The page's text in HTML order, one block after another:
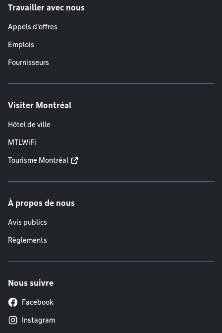
Travailler avec nous
Appels d'offres
Emplois
Fournisseurs
Visiter Montréal
Hôtel de ville
MTLWiFi
Tourisme Montréal
À propos de nous
Avis publics
Règlements
Nous suivre
Facebook
Instagram